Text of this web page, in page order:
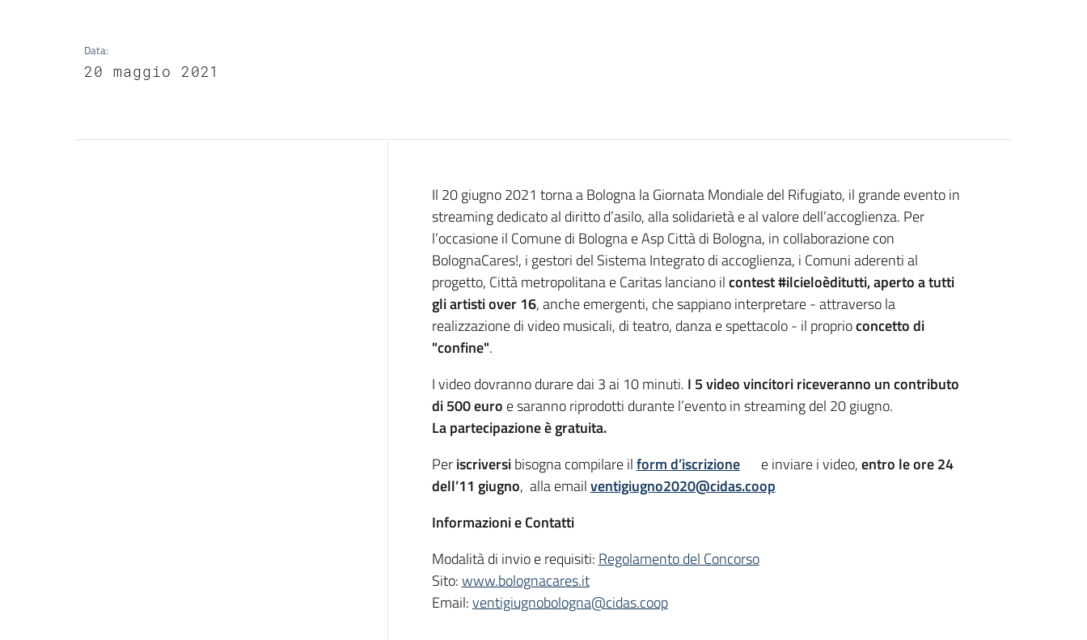
Data:
20 maggio 2021
Introduzione
Il 20 giugno 2021 torna a Bologna la Giornata Mondiale del Rifugiato, il grande evento in
streaming dedicato al diritto d’asilo, alla solidarietà e al valore dell’accoglienza. Per
l’occasione il Comune di Bologna e Asp Città di Bologna, in collaborazione con
BolognaCares!, i gestori del Sistema Integrato di accoglienza, i Comuni aderenti al
progetto, Città metropolitana e Caritas lanciano ilcontest #ilcieloèditutti, aperto a tutti
gli artisti over 16, anche emergenti, che sappiano interpretare - attraverso la
realizzazione di video musicali, di teatro, danza e spettacolo - il proprioconcetto di
"confine".
I video dovranno durare dai 3 ai 10 minuti. I 5 video vincitori riceveranno un contributo
di 500 euro e saranno riprodotti durante l’evento in streaming del 20 giugno.
La partecipazione è gratuita.
Periscriversibisogna compilare ilform d’iscrizione e inviare i video,entro le ore 24
dell’11 giugno, alla emailventigiugno2020@cidas.coop
Informazioni e Contatti
Modalità di invio e requisiti: Regolamento del Concorso
Sito:www.bolognacares.it
Email:ventigiugnobologna@cidas.coop